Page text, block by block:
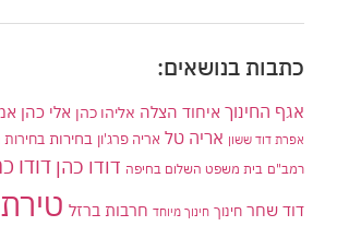
כתבות בנושאים:
אגף החינוך איחוד הצלה אליהו כהן אלי כהן
אפרת דוד ששון אריה טל אריה פרג'ון בחירות בחירות
רמב"ם בית משפט השלום בחיפה דודו כהן דודו
דוד שחר חינוך חינוך מיוחד חרבות ברזל